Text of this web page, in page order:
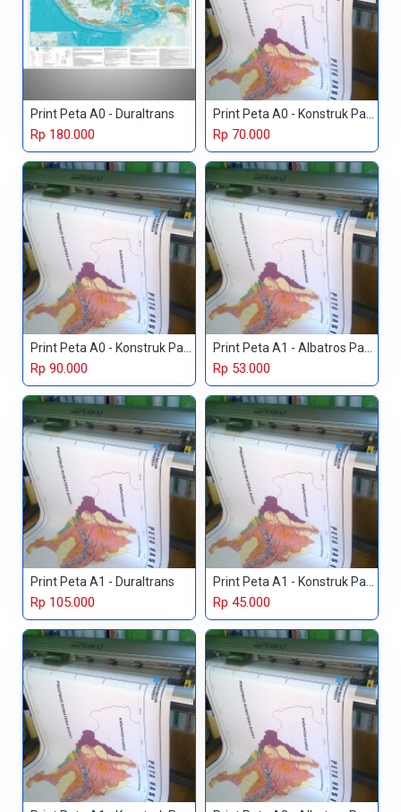
Print Peta A0 - Duraltrans
Rp 180.000
Print Peta A0 - Konstruk Paper 150 gr
Rp 70.000
Print Peta A0 - Konstruk Paper 230 gr
Rp 90.000
Print Peta A1 - Albatros Paper
Rp 53.000
Print Peta A1 - Duraltrans
Rp 105.000
Print Peta A1 - Konstruk Paper 150 gr
Rp 45.000